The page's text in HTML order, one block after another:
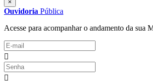
×
Ouvidoria Pública
Acesse para acompanhar o andamento da sua